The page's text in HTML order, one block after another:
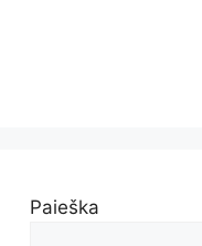
Paieška